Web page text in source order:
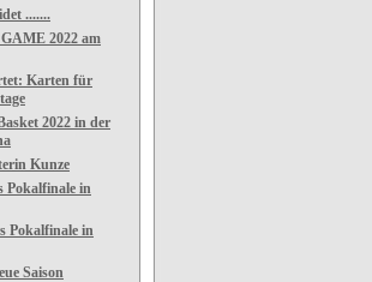
.......
2022 am
Karten für
2022 in der
Kunze
Pokalfinale in
Pokalfinale in
Saison